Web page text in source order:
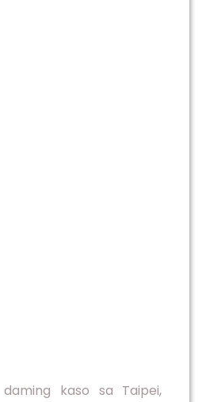
kaso sa Taipei,